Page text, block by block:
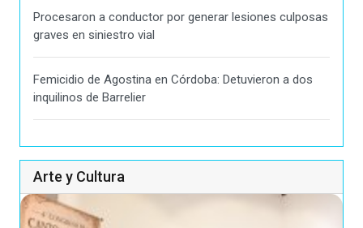
Procesaron a conductor por generar lesiones culposas
graves en siniestro vial
Femicidio de Agostina en Córdoba: Detuvieron a dos
inquilinos de Barrelier
Arte y Cultura